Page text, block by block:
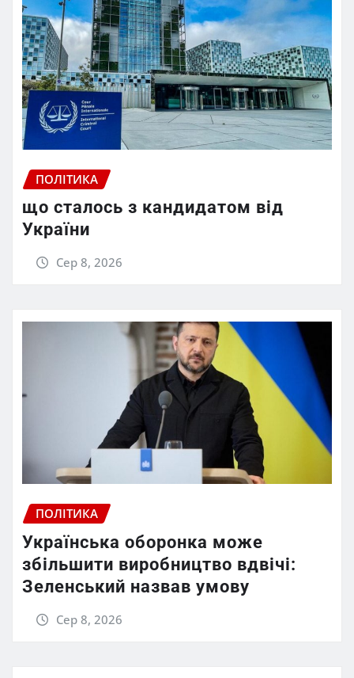
ПОЛІТИКА
що сталось з кандидатом від
України
Сер 8, 2026
ПОЛІТИКА
Українська оборонка може
збільшити виробництво вдвічі:
Зеленський назвав умову
Сер 8, 2026